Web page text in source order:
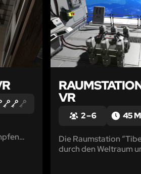
VR
2 – 6 45
Die Raumstation
durch den Weltraum